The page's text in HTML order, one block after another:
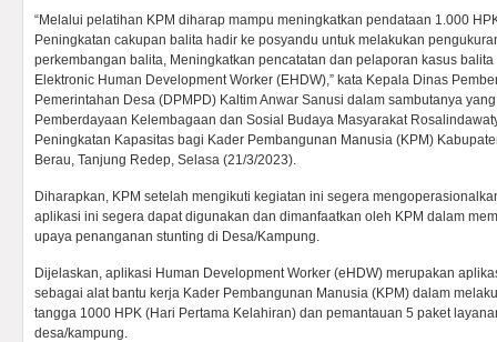
“Melalui pelatihan KPM diharap mampu meningkatkan pendataan 1.000
Peningkatan cakupan balita hadir ke posyandu untuk melakukan
perkembangan balita, Meningkatkan pencatatan dan pelaporan kasus
Elektronic Human Development Worker (EHDW),” kata Kepala Dinas
Pemerintahan Desa (DPMPD) Kaltim Anwar Sanusi dalam sambutanya
Pemberdayaan Kelembagaan dan Sosial Budaya Masyarakat
Peningkatan Kapasitas bagi Kader Pembangunan Manusia (KPM)
Berau, Tanjung Redep, Selasa (21/3/2023).
Diharapkan, KPM setelah mengikuti kegiatan ini segera
aplikasi ini segera dapat digunakan dan dimanfaatkan oleh KPM dalam
upaya penanganan stunting di Desa/Kampung.
Dijelaskan, aplikasi Human Development Worker (eHDW) merupakan
sebagai alat bantu kerja Kader Pembangunan Manusia (KPM) dalam
tangga 1000 HPK (Hari Pertama Kelahiran) dan pemantauan 5 paket
desa/kampung.